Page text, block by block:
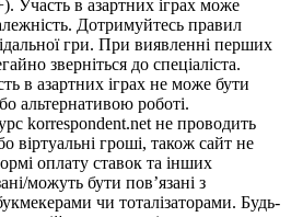
Участь в азартних іграх може
Дотримуйтесь правил
гри. При виявленні перших
зверніться до спеціаліста.
в азартних іграх не може бути
альтернативою роботі.
korrespondent.net не проводить
віртуальні гроші, також сайт не
оплату ставок та інших
можуть бути пов’язані з
чи тоталізаторами. Будь-